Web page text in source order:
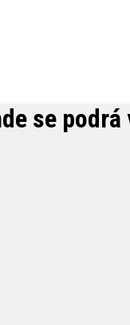
se podrá